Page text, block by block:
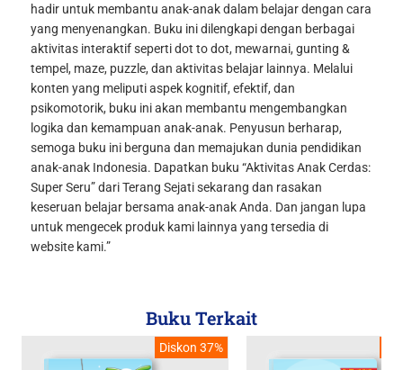
hadir untuk membantu anak-anak dalam belajar dengan cara
yang menyenangkan. Buku ini dilengkapi dengan berbagai
aktivitas interaktif seperti dot to dot, mewarnai, gunting &
tempel, maze, puzzle, dan aktivitas belajar lainnya. Melalui
konten yang meliputi aspek kognitif, efektif, dan
psikomotorik, buku ini akan membantu mengembangkan
logika dan kemampuan anak-anak. Penyusun berharap,
semoga buku ini berguna dan memajukan dunia pendidikan
anak-anak Indonesia. Dapatkan buku “Aktivitas Anak Cerdas:
Super Seru” dari Terang Sejati sekarang dan rasakan
keseruan belajar bersama anak-anak Anda. Dan jangan lupa
untuk mengecek produk kami lainnya yang tersedia di
website kami.”
Buku Terkait
Diskon 37%